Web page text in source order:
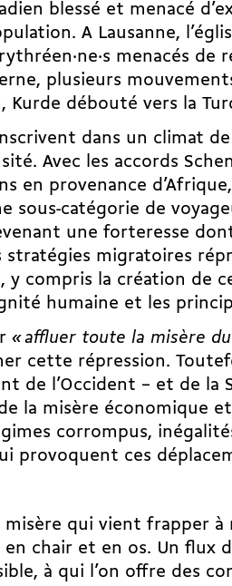
blessé et menacé
A Lausanne,
menacés de
plusieurs
Kurde débouté vers la
dans un climat
Avec les accords
en provenance
sous-catégorie de
une forteresse
stratégies migratoires
y compris la création de
humaine et les
«affluer toute la misère
cette répression.
de l’Occident – et de la
la misère économique
corrompus,
provoquent ces
misère qui vient frapper
chair et en os. Un flux
à qui l’on offre des